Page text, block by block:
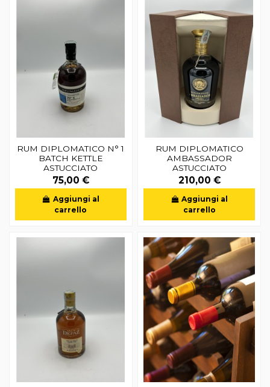
RUM DIPLOMATICO N° 1
BATCH KETTLE
ASTUCCIATO
75,00 €
Aggiungi al
carrello
RUM DIPLOMATICO
AMBASSADOR
ASTUCCIATO
210,00 €
Aggiungi al
carrello